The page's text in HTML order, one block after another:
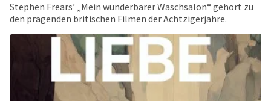
Stephen Frears’ „Mein wunderbarer Waschsalon“ gehört zu
den prägenden britischen Filmen der Achtzigerjahre.